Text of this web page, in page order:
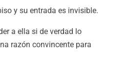
y su entrada es invisible.
a ella si de verdad lo
razón convincente para